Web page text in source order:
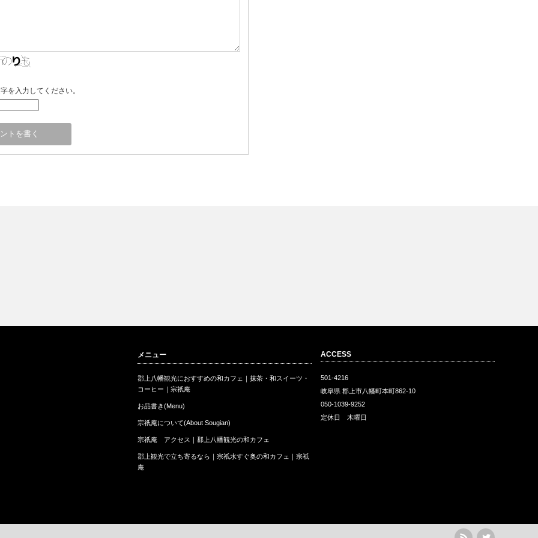
を入力してください。
メニュー
郡上八幡観光におすすめの和カフェ｜抹茶・和スイーツ・
コーヒー｜宗祇庵
お品書き(Menu)
宗祇庵について(About Sougian)
宗祇庵 アクセス｜郡上八幡観光の和カフェ
郡上観光で立ち寄るなら｜宗祇水すぐ奥の和カフェ｜宗祇
庵
ACCESS
501-4216
岐阜県 郡上市八幡町本町862-10
050-1039-9252
定休日 木曜日